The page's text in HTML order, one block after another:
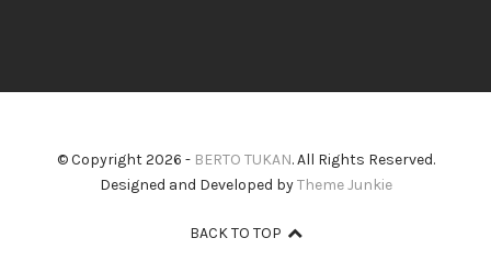
© Copyright 2026 - BERTO TUKAN. All Rights Reserved.
Designed and Developed byTheme Junkie
BACK TO TOP